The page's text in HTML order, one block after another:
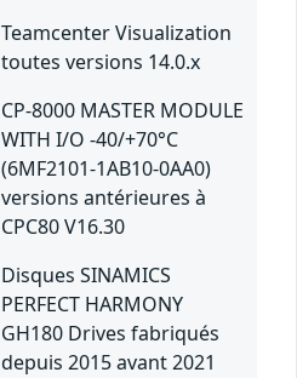
Teamcenter Visualization
toutes versions 14.0.x
CP-8000 MASTER MODULE
WITH I/O -40/+70°C
(6MF2101-1AB10-0AA0)
versions antérieures à
CPC80 V16.30
Disques SINAMICS
PERFECT HARMONY
GH180 Drives fabriqués
depuis 2015 avant 2021